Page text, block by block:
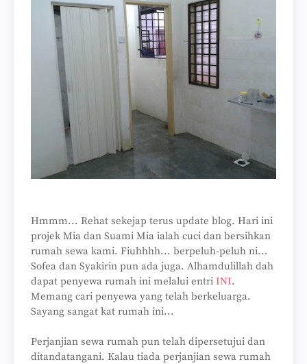
Hmmm... Rehat sekejap terus update blog. Hari ini
projek Mia dan Suami Mia ialah cuci dan bersihkan
rumah sewa kami. Fiuhhhh... berpeluh-peluh ni...
Sofea dan Syakirin pun ada juga. Alhamdulillah dah
dapat penyewa rumah ini melalui entri INI.
Memang cari penyewa yang telah berkeluarga.
Sayang sangat kat rumah ini...
Perjanjian sewa rumah pun telah dipersetujui dan
ditandatangani. Kalau tiada perjanjian sewa rumah